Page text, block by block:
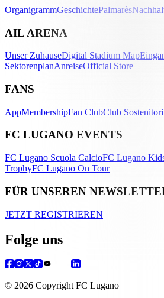
OrganigrammGeschichtePalmarès
AIL ARENA
Unser ZuhauseDigital Stadium Map
SektorenplanAnreiseOfficial Store
FANS
AppMembershipFan ClubClub Sostenitori
FC LUGANO EVENTS
FC Lugano Scuola CalcioFC Lugano
TrophyFC Lugano On Tour
FÜR UNSEREN
JETZT REGISTRIEREN
Folge uns
© 2026 Copyright FC Lugano